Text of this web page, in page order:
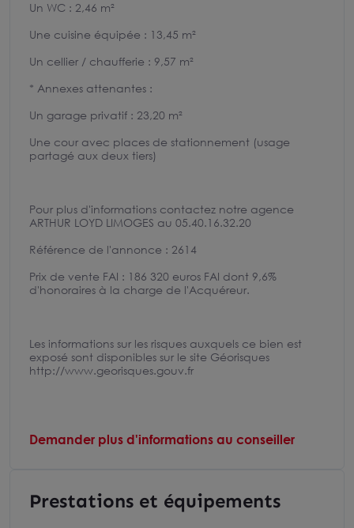
Un WC : 2,46 m²
Une cuisine équipée : 13,45 m²
Un cellier / chaufferie : 9,57 m²
* Annexes attenantes :
Un garage privatif : 23,20 m²
Une cour avec places de stationnement (usage
partagé aux deux tiers)
Pour plus d'informations contactez notre agence
ARTHUR LOYD LIMOGES au 05.40.16.32.20
Référence de l'annonce : 2614
Prix de vente FAI : 186 320 euros FAI dont 9,6%
d'honoraires à la charge de l'Acquéreur.
Les informations sur les risques auxquels ce bien est
exposé sont disponibles sur le site Géorisques
http://www.georisques.gouv.fr
Demander plus d'informations au conseiller
Prestations et équipements